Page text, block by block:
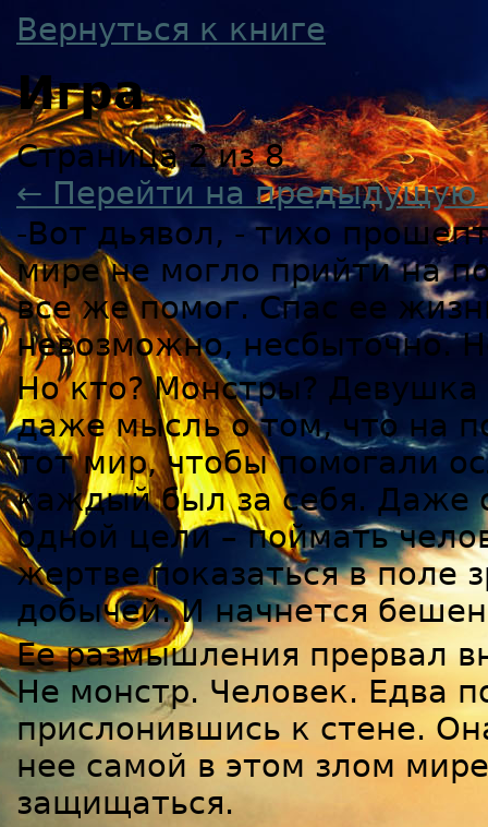
Вернуться к книге
Игра
Страница 2 из 8
← Перейти на предыдущую
-Вот дьявол, - тихо
мире не могло прийти на
все же помог. Спас ее
невозможно, несбыточно.
Но кто? Монстры? Девушка
даже мысль о том, что на
тот мир, чтобы помогали
каждый был за себя. Даже
одной цели – поймать
жертве показаться в поле
добычей. И начнется
Ее размышления прервал
Не монстр. Человек. Едва
прислонившись к стене.
нее самой в этом злом
защищаться.